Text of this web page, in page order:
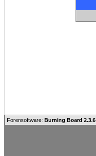
Forensoftware: Burning Board 2.3.6